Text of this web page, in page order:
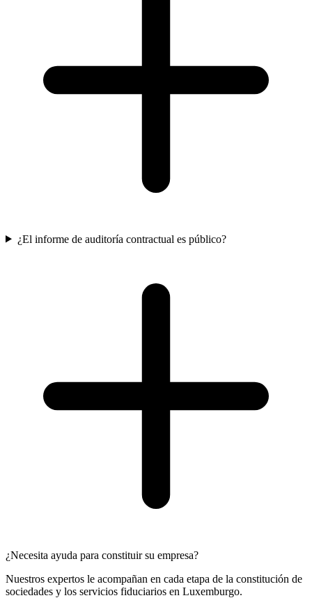
¿El informe de auditoría contractual es público?
¿Necesita ayuda para constituir su empresa?
Nuestros expertos le acompañan en cada etapa de la constitución de
sociedades y los servicios fiduciarios en Luxemburgo.